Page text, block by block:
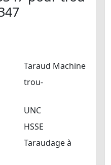
Taraud Machine
trou-
UNC
HSSE
Taraudage à